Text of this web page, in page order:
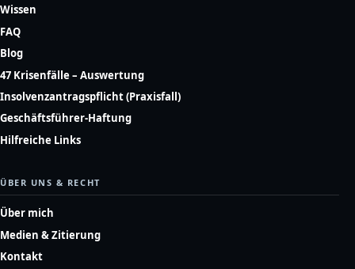
Wissen
FAQ
Blog
47 Krisenfälle – Auswertung
Insolvenzantragspflicht (Praxisfall)
Geschäftsführer-Haftung
Hilfreiche Links
ÜBER UNS & RECHT
Über mich
Medien & Zitierung
Kontakt